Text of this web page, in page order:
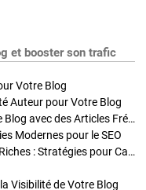
et booster son trafic
Votre Blog
Auteur pour Votre Blog
Stratégies de Publication : Boostez Votre Blog avec des Articles Fréquents et Exclusifs
Modernes pour le SEO
Enrichir Vos Articles avec des Contenus Riches : Stratégies pour Captiver et Optimiser
Visibilité de Votre Blog